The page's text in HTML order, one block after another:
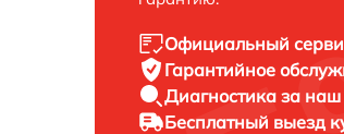
Официальный
Гарантийное
Диагностика за наш
Бесплатный выезд